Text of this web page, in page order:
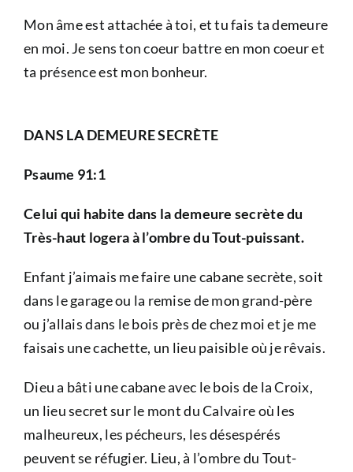
Mon âme est attachée à toi, et tu fais ta demeure
en moi. Je sens ton coeur battre en mon coeur et
ta présence est mon bonheur.
DANS LA DEMEURE SECRÈTE
Psaume 91:1
Celui qui habite dans la demeure secrète du
Très-haut logera à l’ombre du Tout-puissant.
Enfant j’aimais me faire une cabane secrète, soit
dans le garage ou la remise de mon grand-père
ou j’allais dans le bois près de chez moi et je me
faisais une cachette, un lieu paisible où je rêvais.
Dieu a bâti une cabane avec le bois de la Croix,
un lieu secret sur le mont du Calvaire où les
malheureux, les pécheurs, les désespérés
peuvent se réfugier. Lieu, à l’ombre du Tout-